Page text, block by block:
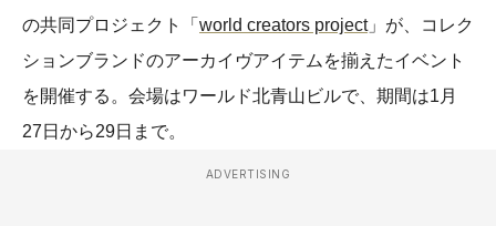
の共同プロジェクト「 world creators project」が、コレク
ションブランドのアーカイヴアイテムを揃えたイベント
を開催する。会場はワールド北青山ビルで、期間は1月
27日から29日まで。
ADVERTISING